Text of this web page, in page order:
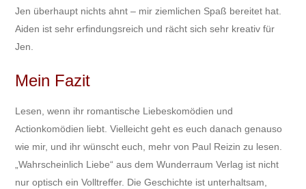
Jen überhaupt nichts ahnt – mir ziemlichen Spaß bereitet hat.
Aiden ist sehr erfindungsreich und rächt sich sehr kreativ für
Jen.
Mein Fazit
Lesen, wenn ihr romantische Liebeskomödien und
Actionkomödien liebt. Vielleicht geht es euch danach genauso
wie mir, und ihr wünscht euch, mehr von Paul Reizin zu lesen.
„Wahrscheinlich Liebe“ aus dem Wunderraum Verlag ist nicht
nur optisch ein Volltreffer. Die Geschichte ist unterhaltsam,